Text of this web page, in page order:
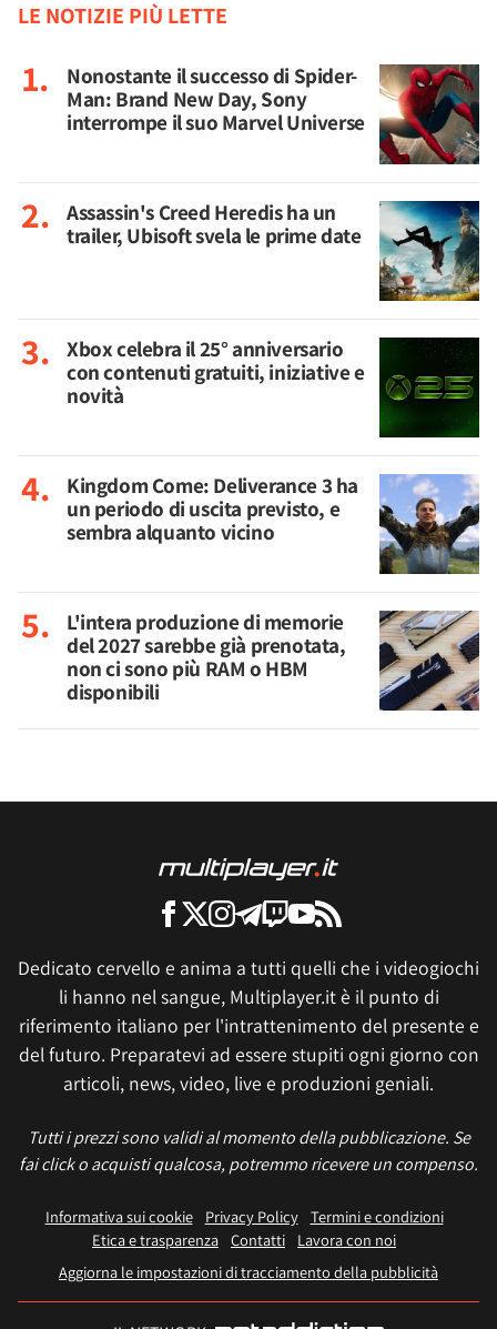
LE NOTIZIE PIÙ LETTE
Nonostante il successo di Spider-
Man: Brand New Day, Sony
interrompe il suo Marvel Universe
Assassin's Creed Heredis ha un
trailer, Ubisoft svela le prime date
Xbox celebra il 25° anniversario
con contenuti gratuiti, iniziative e
novità
Kingdom Come: Deliverance 3 ha
un periodo di uscita previsto, e
sembra alquanto vicino
L'intera produzione di memorie
del 2027 sarebbe già prenotata,
non ci sono più RAM o HBM
disponibili
Dedicato cervello e anima a tutti quelli che i videogiochi
li hanno nel sangue, Multiplayer.it è il punto di
riferimento italiano per l'intrattenimento del presente e
del futuro. Preparatevi ad essere stupiti ogni giorno con
articoli, news, video, live e produzioni geniali.
Tutti i prezzi sono validi al momento della pubblicazione. Se
fai click o acquisti qualcosa, potremmo ricevere un compenso.
Informativa sui cookie Privacy Policy
Termini e condizioni
Etica e trasparenza Contatti
Lavora con noi
Aggiorna le impostazioni di tracciamento della pubblicità